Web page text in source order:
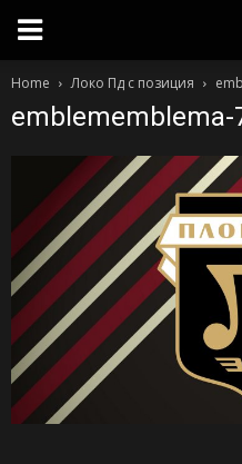
Home Локо Пд с позиция
emblememblema-